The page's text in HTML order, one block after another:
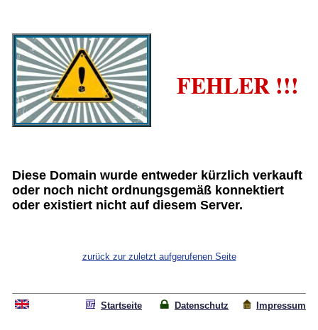
FEHLER !!!
Diese Domain wurde entweder kürzlich verkauft
oder noch nicht ordnungsgemäß konnektiert
oder existiert nicht auf diesem Server.
zurück zur zuletzt aufgerufenen Seite
Startseite Datenschutz Impressum